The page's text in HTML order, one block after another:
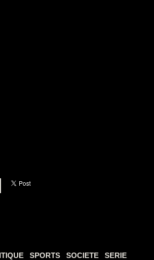
SPORTS SOCIETE
SERIE